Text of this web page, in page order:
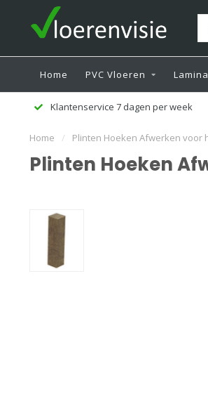
Home PVC Vloeren
Klantenservice 7 dagen per week
Home / Plinten Hoeken Afwerken voor
Plinten Hoeken